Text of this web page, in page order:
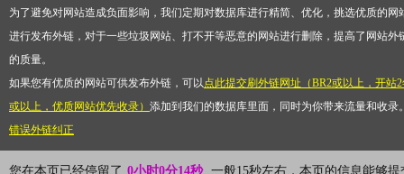
为了避免对网站造成负面影响，我们定期对数据库进行精简、优化，挑选优质的网
进行发布外链，对于一些垃圾网站、打不开等恶意的网站进行删除，提高了网站外
的质量。
如果您有优质的网站可供发布外链，可以点此提交刷外链网址（BR2或以上，开站
或以上，优质网站优先收录） 添加到我们的数据库里面，同时为你带来流量和收录
错误外链纠正
您在本页已经停留了 0小时0分14秒 一般15秒左右，本页的信息能够提